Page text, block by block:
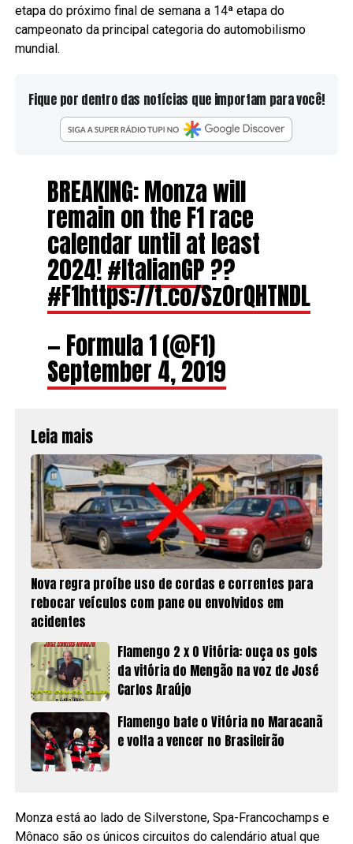
etapa do próximo final de semana a 14ª etapa do
campeonato da principal categoria do automobilismo
mundial.
Fique por dentro das notícias que importam para você!
BREAKING: Monza will
remain on the F1 race
calendar until at least
2024!#ItalianGP??
#F1https://t.co/Sz0rQHTNDL
— Formula 1 (@F1)
September 4, 2019
Leia mais
Nova regra proíbe uso de cordas e correntes para
rebocar veículos com pane ou envolvidos em
acidentes
Flamengo 2 x 0 Vitória: ouça os gols
da vitória do Mengão na voz de José
Carlos Araújo
Flamengo bate o Vitória no Maracanã
e volta a vencer no Brasileirão
Monza está ao lado de Silverstone, Spa-Francochamps e
Mônaco são os únicos circuitos do calendário atual que